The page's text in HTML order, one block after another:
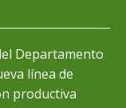
Departamento
línea de
productiva